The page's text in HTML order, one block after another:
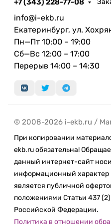
Fusion помогает при
освещения. Она
нескольких снимках,
экспозицией, чтобы на
видны едва различимые
узоры и мельчайшие
обзора, даже когда вы
нужно. Воспоминания —
автоматически
и видео в приложении
редактировать на свой
музыку из медиатеки.
Снимайте в своей
Фотографи­ческие стили
+7 (343) 228-77-08
info@i-ekb.ru
Екатеринбург, ул.
Пн—Пт 10:00 – 19:00
Сб—Вс 12:00 – 17:00
Перерыв 14:00 – 14:30
© 2008-2026 i-ekb.ru /
При копировании
ekb.ru обязательна!
данный интернет-сайт
информационный характер
является публичной
положениями Статьи 437
Российской Федерации.
Политика в отношении